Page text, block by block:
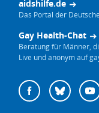
aidshilfe.de
Das Portal der
Gay Health-Chat
Beratung für Männer,
Live und anonym auf
Deutsche
Aidshilfe
FacebookBluesky